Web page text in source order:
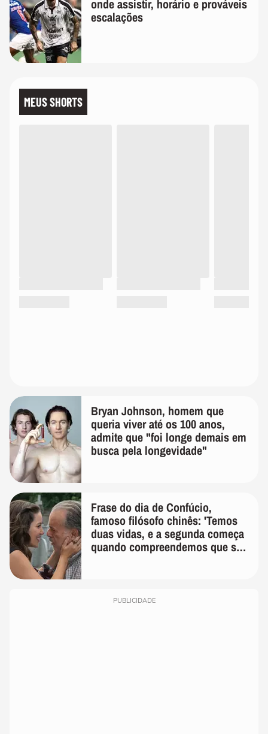
onde assistir, horário e prováveis
escalações
MEUS SHORTS
Bryan Johnson, homem que
queria viver até os 100 anos,
admite que "foi longe demais em
busca pela longevidade"
Frase do dia de Confúcio,
famoso filósofo chinês: 'Temos
duas vidas, e a segunda começa
quando compreendemos que só
PUBLICIDADE